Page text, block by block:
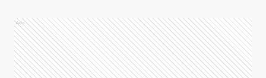
Ads